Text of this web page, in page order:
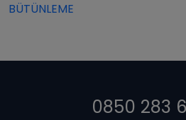
BÜTÜNLEME
0850 283